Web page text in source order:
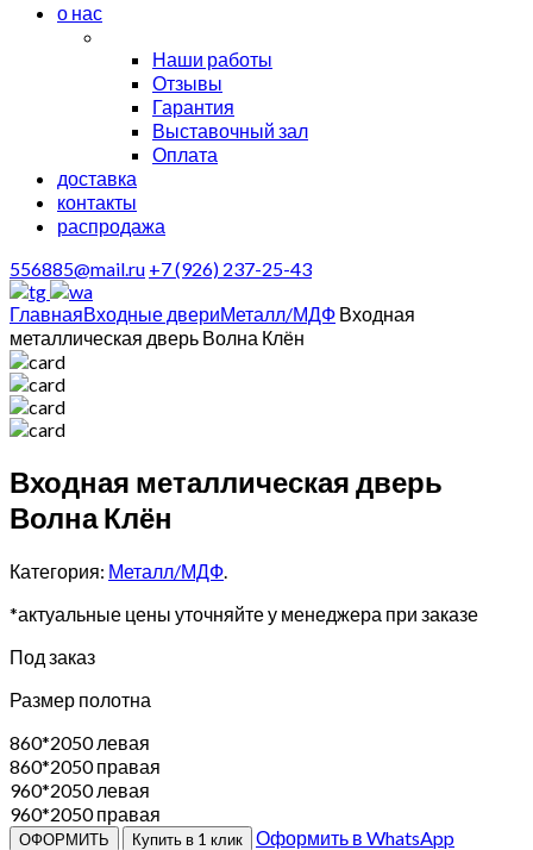
о нас
Наши работы
Отзывы
Гарантия
Выставочный зал
Оплата
доставка
контакты
распродажа
556885@mail.ru +7 (926) 237-25-43
ГлавнаяВходные двериМеталл/МДФ Входная
металлическая дверь Волна Клён
Входная металлическая дверь
Волна Клён
Категория: Металл/МДФ.
*актуальные цены уточняйте у менеджера при заказе
Под заказ
Размер полотна
860*2050 левая
860*2050 правая
960*2050 левая
960*2050 правая
ОФОРМИТЬ Купить в 1 клик
Оформить в WhatsApp